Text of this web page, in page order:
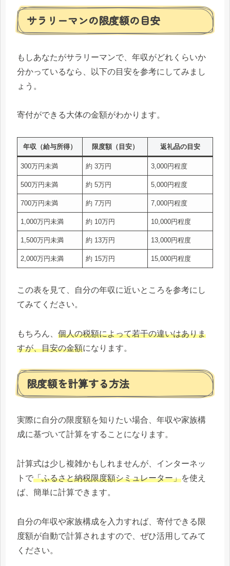
サラリーマンの限度額の目安
もしあなたがサラリーマンで、年収がどれくらいか
分かっているなら、以下の目安を参考にしてみまし
ょう。
寄付ができる大体の金額がわかります。
年収（給与所得） 限度額（目安） 返礼品の目安
300万円未満 約 3万円 3,000円程度
500万円未満 約 5万円 5,000円程度
700万円未満 約 7万円 7,000円程度
1,000万円未満 約 10万円 10,000円程度
1,500万円未満 約 13万円 13,000円程度
2,000万円未満 約 15万円 15,000円程度
この表を見て、自分の年収に近いところを参考にし
てみてください。
もちろん、 個人の税額によって若干の違いはありま
すが、目安の金額になります。
限度額を計算する方法
実際に自分の限度額を知りたい場合、年収や家族構
成に基づいて計算をすることになります。
計算式は少し複雑かもしれませんが、インターネッ
トで「ふるさと納税限度額シミュレーター」を使え
ば、簡単に計算できます。
自分の年収や家族構成を入力すれば、寄付できる限
度額が自動で計算されますので、ぜひ活用してみて
ください。